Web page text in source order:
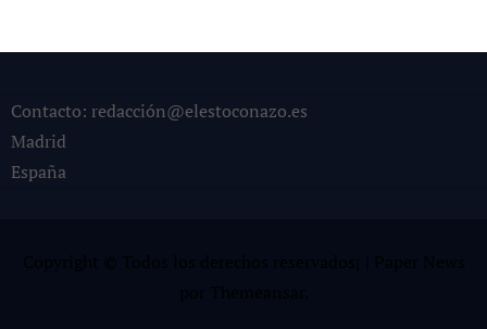
Contacto: redacción@elestoconazo.es
Madrid
España